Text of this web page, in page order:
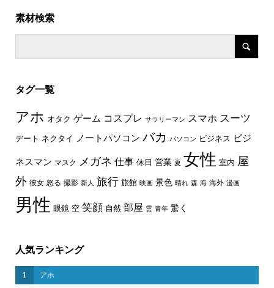
素材検索
タグ一覧
アホ オタク ゲーム コスプレ サラリーマン スマホ スーツ
デート ネクタイ ノートパソコン バカ パソコン ビジネス ビジ
ネスマン マスク メガネ 仕事 休日 営業 夏 女性 室内 屋
外 彼女 怒る 撮影 新人 旅行 旅館 映画 景色 晴れ 森 海 海外 漫画
男性 眼鏡 空 笑顔 自然 部屋 雲 青年 驚く
人気ランキング
1 アホ